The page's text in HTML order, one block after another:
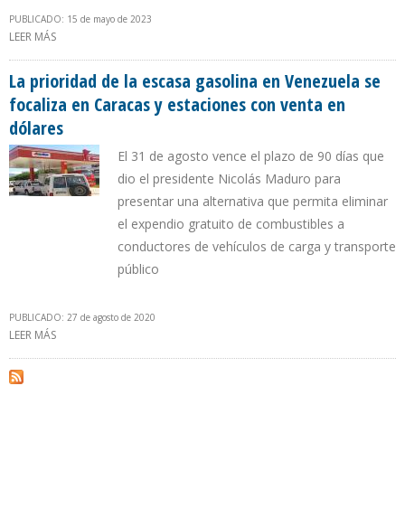
PUBLICADO: 15 de mayo de 2023
LEER MÁS
La prioridad de la escasa gasolina en Venezuela se
focaliza en Caracas y estaciones con venta en
dólares
El 31 de agosto vence el plazo de 90 días que
dio el presidente Nicolás Maduro para
presentar una alternativa que permita eliminar
el expendio gratuito de combustibles a
conductores de vehículos de carga y transporte
público
PUBLICADO: 27 de agosto de 2020
LEER MÁS